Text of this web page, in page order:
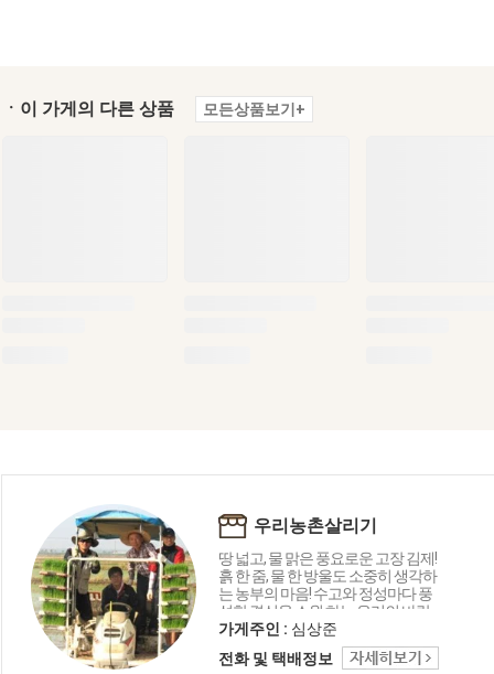
ㆍ이 가게의 다른 상품 모든상품보기+
우리농촌살리기
땅 넓고, 물 맑은 풍요로운 고장 김제!
흙 한 줌, 물 한 방울도 소중히 생각하
는 농부의 마음! 수고와 정성마다 풍
성한 결실을 소원 하는 우리의 바람
을 담습니다 '우리농촌살리기공동
네트워크' 는 사람과 환경이 행복한
국내산 친환경 제품을 생산·공급합
가게주인 : 심상준
전화 및 택배정보